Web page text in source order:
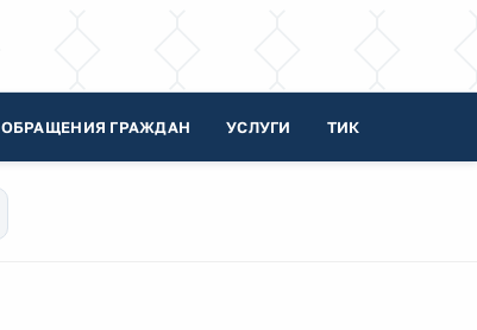
ОБРАЩЕНИЯ ГРАЖДАН УСЛУГИ ТИК